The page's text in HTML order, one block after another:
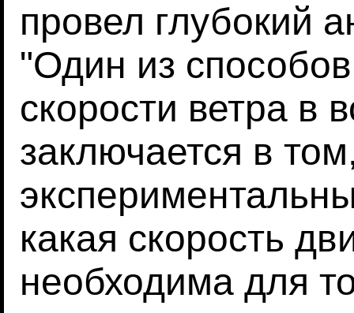
провел глубокий
"Один из
скорости ветра в
заключается в
какая скорость
необходима для